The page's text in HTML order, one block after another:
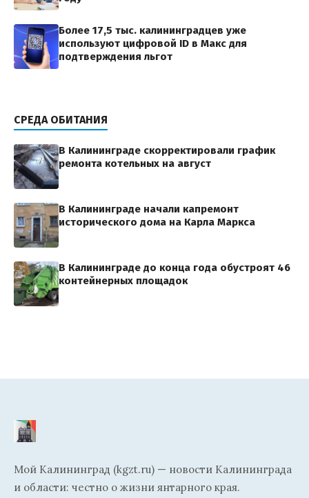
Более 17,5 тыс. калининградцев уже
используют цифровой ID в Макс для
подтверждения льгот
СРЕДА ОБИТАНИЯ
В Калининграде скорректировали график
ремонта котельных на август
В Калининграде начали капремонт
исторического дома на Карла Маркса
В Калининграде до конца года обустроят 46
контейнерных площадок
Мой Калининград (kgzt.ru) — новости Калининграда
и области: честно о жизни янтарного края.